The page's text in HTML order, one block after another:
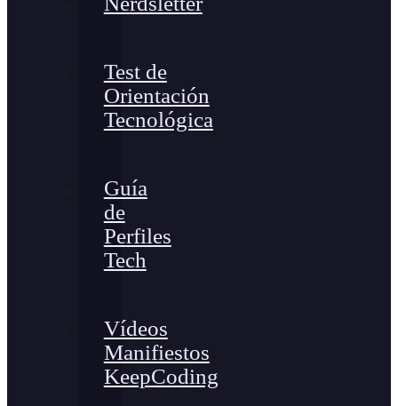
Test de
Orientación
Tecnológica
Guía
de
Perfiles
Tech
Vídeos
Manifiestos
KeepCoding